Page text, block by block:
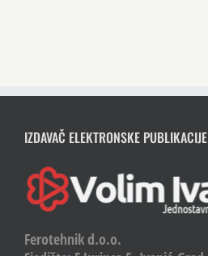
IZDAVAČ ELEKTRONSKE PUBLIKACIJE
Ferotehnik d.o.o.